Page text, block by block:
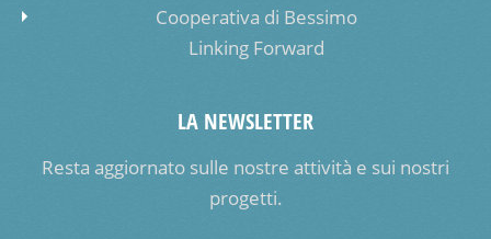
Cooperativa di Bessimo
Linking Forward
LA NEWSLETTER
Resta aggiornato sulle nostre attività e sui nostri
progetti.